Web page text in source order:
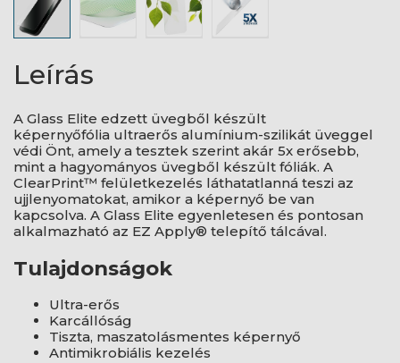
Leírás
A Glass Elite edzett üvegből készült
képernyőfólia ultraerős alumínium-szilikát üveggel
védi Önt, amely a tesztek szerint akár 5x erősebb,
mint a hagyományos üvegből készült fóliák. A
ClearPrint™ felületkezelés láthatatlanná teszi az
ujjlenyomatokat, amikor a képernyő be van
kapcsolva. A Glass Elite egyenletesen és pontosan
alkalmazható az EZ Apply® telepítő tálcával.
Tulajdonságok
Ultra-erős
Karcállóság
Tiszta, maszatolásmentes képernyő
Antimikrobiális kezelés